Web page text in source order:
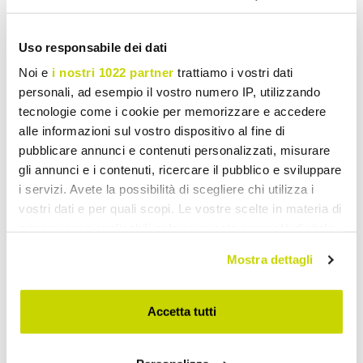
Uso responsabile dei dati
Noi e i nostri 1022 partner trattiamo i vostri dati
personali, ad esempio il vostro numero IP, utilizzando
tecnologie come i cookie per memorizzare e accedere
alle informazioni sul vostro dispositivo al fine di
pubblicare annunci e contenuti personalizzati, misurare
gli annunci e i contenuti, ricercare il pubblico e sviluppare
i servizi. Avete la possibilità di scegliere chi utilizza i
vostri dati e per quali scopi. Le vostre scelte in materia di
modificare o revocare il proprio consenso in qualsiasi
momento dalla Dichiarazione sui cookie o facendo clic
sull'icona di attivazione della privacy.
Mostra dettagli
Accetta tutti
Wish List Write your review Print
Share